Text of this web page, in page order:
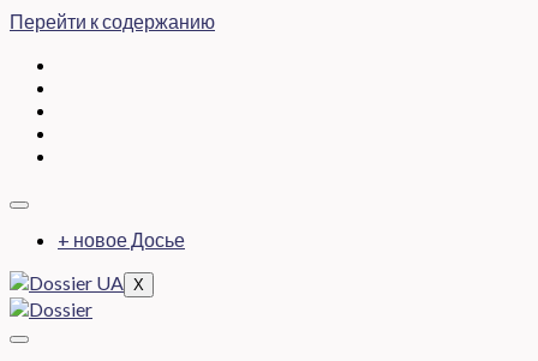
Перейти к содержанию
+ новое Досье
X